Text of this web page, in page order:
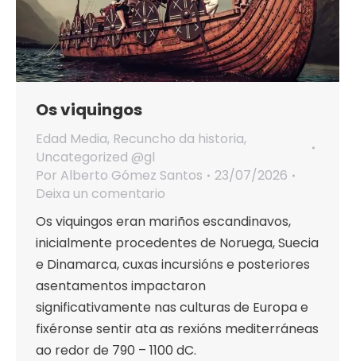
Os viquingos
Edad Media, Recuncho da historia,
Uncategorized @gl
Por Alberto Gómez Santos
23/07/2026
Deixa un comentario
Os viquingos eran mariños escandinavos,
inicialmente procedentes de Noruega, Suecia
e Dinamarca, cuxas incursións e posteriores
asentamentos impactaron
significativamente nas culturas de Europa e
fixéronse sentir ata as rexións mediterráneas
ao redor de 790 – 1100 dC.